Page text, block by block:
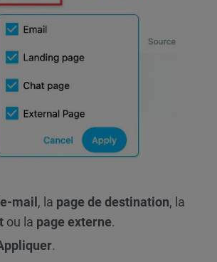
e-mail , la page de destination, la
ou la page externe.
.